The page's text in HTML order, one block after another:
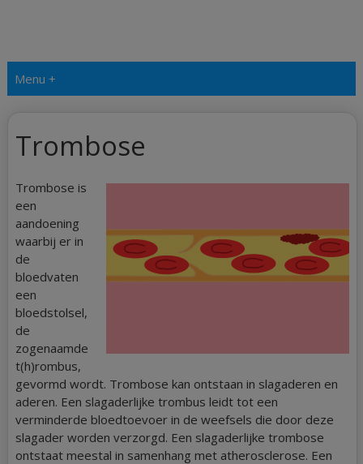
Menu +
Trombose
Trombose is
een
aandoening
waarbij er in
de
bloedvaten
een
bloedstolsel,
de
zogenaamde
t(h)rombus,
gevormd wordt. Trombose kan ontstaan in slagaderen en
aderen. Een slagaderlijke trombus leidt tot een
verminderde bloedtoevoer in de weefsels die door deze
slagader worden verzorgd. Een slagaderlijke trombose
ontstaat meestal in samenhang met atherosclerose. Een